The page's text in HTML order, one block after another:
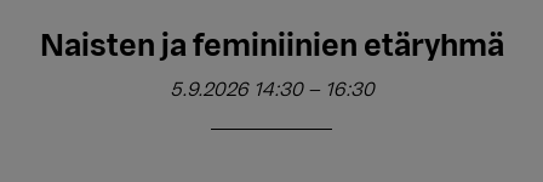
Naisten ja feminiinien etäryhmä
5.9.2026 14:30– 16:30